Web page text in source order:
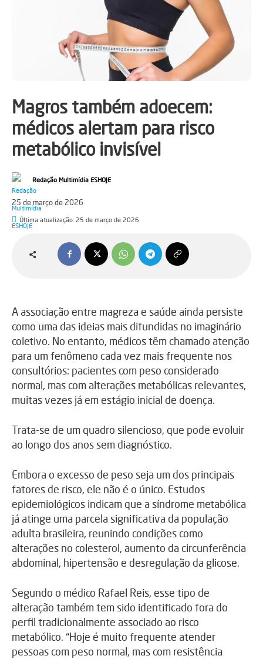
Magros também adoecem:
médicos alertam para risco
metabólico invisível
Redação Multimídia ESHOJE
25 de março de 2026
Última atualização: 25 de março de 2026
A associação entre magreza e saúde ainda persiste
como uma das ideias mais difundidas no imaginário
coletivo. No entanto, médicos têm chamado atenção
para um fenômeno cada vez mais frequente nos
consultórios: pacientes com peso considerado
normal, mas com alterações metabólicas relevantes,
muitas vezes já em estágio inicial de doença.
Trata-se de um quadro silencioso, que pode evoluir
ao longo dos anos sem diagnóstico.
Embora o excesso de peso seja um dos principais
fatores de risco, ele não é o único. Estudos
epidemiológicos indicam que a síndrome metabólica
já atinge uma parcela significativa da população
adulta brasileira, reunindo condições como
alterações no colesterol, aumento da circunferência
abdominal, hipertensão e desregulação da glicose.
Segundo o médico Rafael Reis, esse tipo de
alteração também tem sido identificado fora do
perfil tradicionalmente associado ao risco
metabólico. “Hoje é muito frequente atender
pessoas com peso normal, mas com resistência